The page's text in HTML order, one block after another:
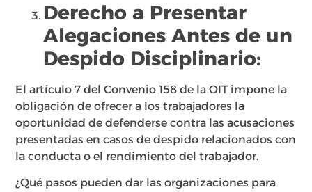
Derecho a Presentar
Alegaciones Antes de un
Despido Disciplinario:
El artículo 7 del Convenio 158 de la OIT impone la
obligación de ofrecer a los trabajadores la
oportunidad de defenderse contra las acusaciones
presentadas en casos de despido relacionados con
la conducta o el rendimiento del trabajador.
¿Qué pasos pueden dar las organizaciones para